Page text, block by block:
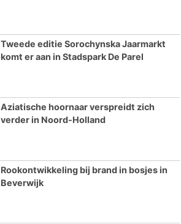
Tweede editie Sorochynska Jaarmarkt
komt er aan in Stadspark De Parel
Aziatische hoornaar verspreidt zich
verder in Noord-Holland
Rookontwikkeling bij brand in bosjes in
Beverwijk